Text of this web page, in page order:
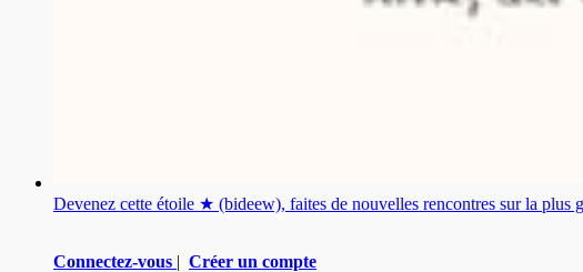
Devenez cette étoile ★ (bideew), faites de nouvelles rencontres sur la plus
Connectez-vous | Créer un compte